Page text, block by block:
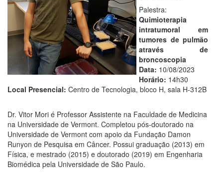
Palestra:
Quimioterapia
intratumoral em
tumores de pulmão
através de
broncoscopia
Data: 10/08/2023
Horário: 14h30
Local Presencial: Centro de Tecnologia, bloco H, sala H-312B
Dr. Vitor Mori é Professor Assistente na Faculdade de Medicina
na Universidade de Vermont. Completou pós-doutorado na
Universidade de Vermont com apoio da Fundação Damon
Runyon de Pesquisa em Câncer. Possui graduação (2013) em
Física, e mestrado (2015) e doutorado (2019) em Engenharia
Biomédica pela Universidade de São Paulo.